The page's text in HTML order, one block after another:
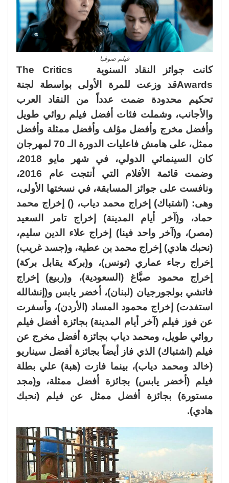
فيلم صوفيا
كانت جوائز النقاد السنوية The Critics
Awardsقد وزعت للمرة الأولى بواسطة لجنة
تحكيم محدودة ضمت عدداً من النقاد العرب
والأجانب، وشملت فئات أفضل فيلم روائي طويل
وأفضل مخرج وأفضل مؤلف وأفضل ممثلة وأفضل
ممثل، على هامش فاعليات الدورة الـ 70 لمهرجان
كان السينمائي الدولي، في شهر مايو 2018،
وضمت قائمة الأفلام التي أنتجت عام 2016،
ونافست على جوائز المسابقة، في نسختها الأولى،
وهى: (اشتباك) إخراج محمد دياب، () إخراج محمد
حماد، و(آخر أيام المدينة) إخراج تامر السعيد
(مصر)، و(آخر واحد فينا) إخراج علاء الدين سليم،
(نحبك هادي) إخراج محمد بن عطية، و(جسد غريب)
إخراج رجاء عماري (تونس)، و(بركة يقابل بركة)
إخراج محمود صبَّاغ (السعودية)، و(ربيع) إخراج
فاتشي بولجورجيان (لبنان)، أخضر يابس و(إنشالله
استفدت) إخراج محمود المساد (الأردن)، وأسفرت
عن فوز فيلم (آخر أيام المدينة) بجائزة أفضل فيلم
روائي طويل، ومحمد دياب بجائزة أفضل مخرج عن
فيلم (اشتباك) الذي فاز أيضاً بجائزة أفضل سيناريو
(خالد ومحمد دياب)، بينما فازت (هبة) علي بطلة
فيلم (أخضر يابس) بجائزة أفضل ممثلة، و(مجد
مستورة) بجائزة أفضل ممثل عن فيلم (نحبك
هادي).